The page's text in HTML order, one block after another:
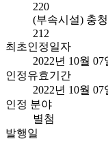
220
(부속시설) 충
212
최초인정일자
2022년 10월 07
인정유효기간
2022년 10월 07
인정 분야
별첨
발행일